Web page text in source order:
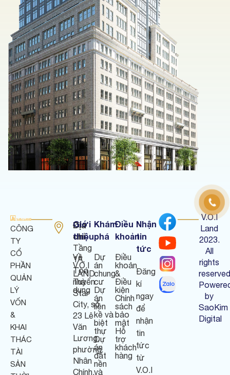
CÔNG
TY
CỔ
PHẦN
QUẢN
LÝ
VỐN
&
KHAI
THÁC
TÀI
SẢN
Địa
chỉ:
Tầng
1A,
Tòa
nhà
Star
City, số
23 Lê
Văn
Lương,
phường
Nhân
Chính,
Giới
thiệu
Về
V.O.I
LAND
Tuyển
dụng
Khám
phá
Dự
án
chung
cư
Dự
án
liền
kề và
biệt
thự
Dự
án
đất
nền
và
Điều
khoản
Điều
khoản
&
Điều
kiện
Chính
sách
bảo
mật
Hỗ
trợ
khách
hàng
Nhận
tin
tức
Đăng
kí
ngay
để
nhận
tin
tức
từ
V.O.I
V.O.I
Land
2023.
All
rights
by
SaoKim
Digital